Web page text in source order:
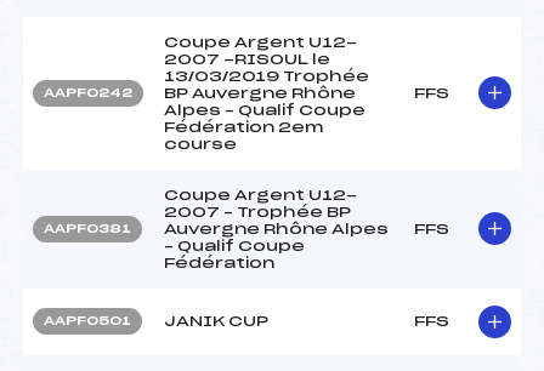
AAPF0242
Coupe Argent U12-
2007 -RISOUL le
13/03/2019 Trophée
BP Auvergne Rhône
Alpes – Qualif Coupe
Fédération 2em
course
FFS
AAPF0381
Coupe Argent U12-
2007 – Trophée BP
Auvergne Rhône Alpes
– Qualif Coupe
Fédération
FFS
AAPF0501 JANIK CUP FFS